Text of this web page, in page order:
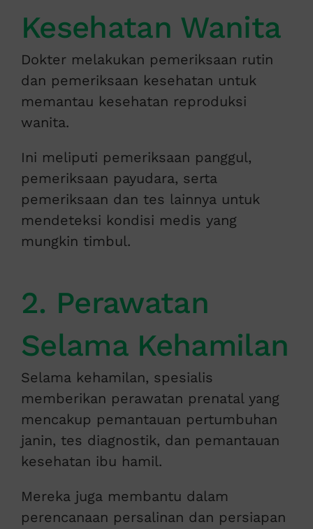
Kesehatan Wanita
Dokter melakukan pemeriksaan rutin
dan pemeriksaan kesehatan untuk
memantau kesehatan reproduksi
wanita.
Ini meliputi pemeriksaan panggul,
pemeriksaan payudara, serta
pemeriksaan dan tes lainnya untuk
mendeteksi kondisi medis yang
mungkin timbul.
2. Perawatan
Selama Kehamilan
Selama kehamilan, spesialis
memberikan perawatan prenatal yang
mencakup pemantauan pertumbuhan
janin, tes diagnostik, dan pemantauan
kesehatan ibu hamil.
Mereka juga membantu dalam
perencanaan persalinan dan persiapan